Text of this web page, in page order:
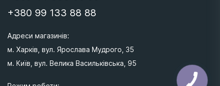
+380 99 133 88 88
Адреси магазинів:
м. Харків, вул. Ярослава Мудрого, 35
м. Київ, вул. Велика Васильківська, 95